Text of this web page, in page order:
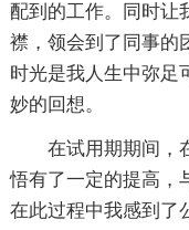
配到的工作。同时让
襟，领会到了同事的
时光是我人生中弥足
妙的回想。
在试用期期间，
悟有了一定的提高，
在此过程中我感到了